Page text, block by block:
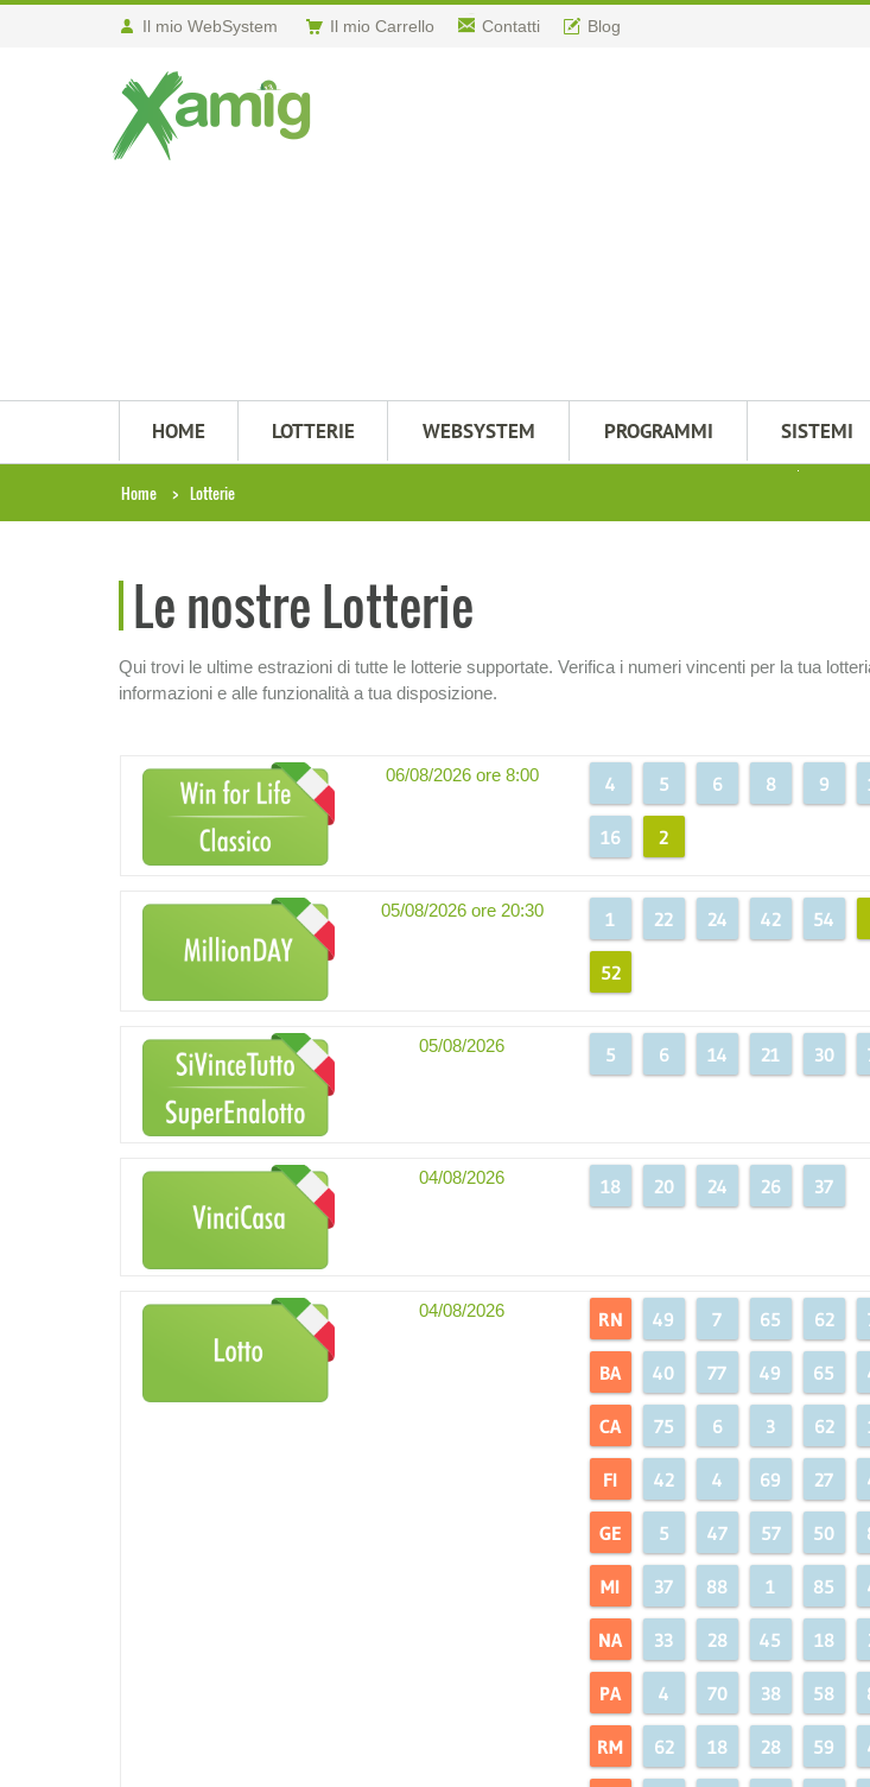
Il mio WebSystem Il mio Carrello Contatti Blog
HOME LOTTERIE WEBSYSTEM PROGRAMMI SISTEMI
Home Lotterie
Le nostre Lotterie
Qui trovi le ultime estrazioni di tutte le lotterie supportate. Verifica i numeri vincenti per la tua
informazioni e alle funzionalità a tua disposizione.
06/08/2026 ore 8:00 4 5 6 8 9
16 2
05/08/2026 ore 20:30 1 22 24 42 54
52
05/08/2026 5 6 14 21 30
04/08/2026 18 20 24 26 37
04/08/2026 RN 49 7 65 62
BA 40 77 49 65
CA 75 6 3 62
FI 42 4 69 27
GE 5 47 57 50
MI 37 88 1 85
NA 33 28 45 18
PA 4 70 38 58
RM 62 18 28 59